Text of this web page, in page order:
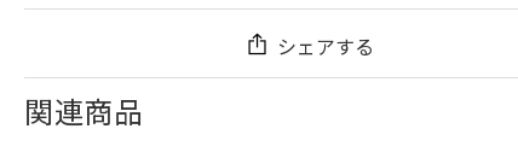
シェアする
関連商品